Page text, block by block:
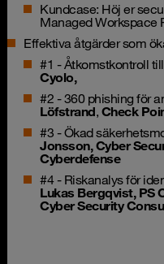
Kundcase: Höj er
Managed Workspace
Effektiva åtgärder som
#1 - Åtkomstkontroll
Cyolo,
#2 - 360 phishing för
Löfstrand, Check
#3 - Ökad
Jonsson, Cyber
Cyberdefense
#4 - Riskanalys för
Lukas Bergqvist, PS
Cyber Security